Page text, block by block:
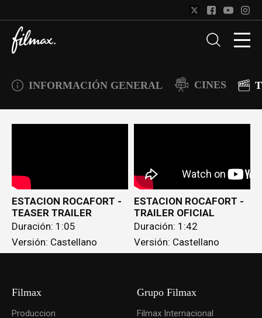
INFORMACIÓN GENERAL CINES
ESTACION ROCAFORT -
TEASER TRAILER
Duración: 1:05
Versión: Castellano
ESTACION ROCAFORT -
TRAILER OFICIAL
Duración: 1:42
Versión: Castellano
Filmax
Produccion
Grupo Filmax
Filmax Internacional